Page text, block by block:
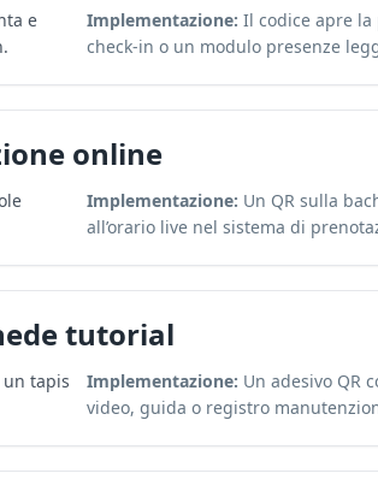
e
Implementazione: Il codice apre
check-in o un modulo presenze
online
Implementazione: Un QR sulla
all’orario live nel sistema di
tutorial
tapis
Implementazione: Un adesivo QR
video, guida o registro